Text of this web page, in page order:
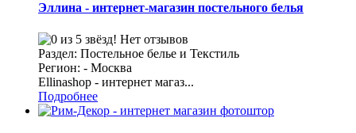
Эллина - интернет-магазин постельного белья
Нет отзывов
Раздел: Постельное белье и Текстиль
Регион: - Москва
Ellinashop - интернет магаз...
Подробнее